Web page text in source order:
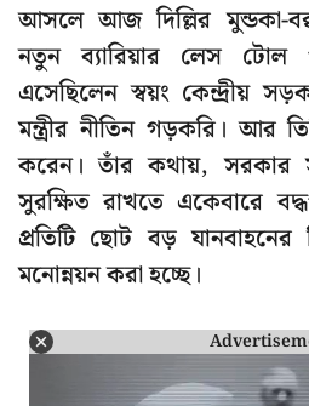
আসলে আজ দিল্লির মুন্ডকা-
নতুন ব্যারিয়ার লেস টোল
এসেছিলেন স্বয়ং কেন্দ্রীয়
মন্ত্রীর নীতিন গড়করি। আর
করেন। তাঁর কথায়, সরকার
সুরক্ষিত রাখতে একেবারে
প্রতিটি ছোট বড় যানবাহনের
মনোন্নয়ন করা হচ্ছে।